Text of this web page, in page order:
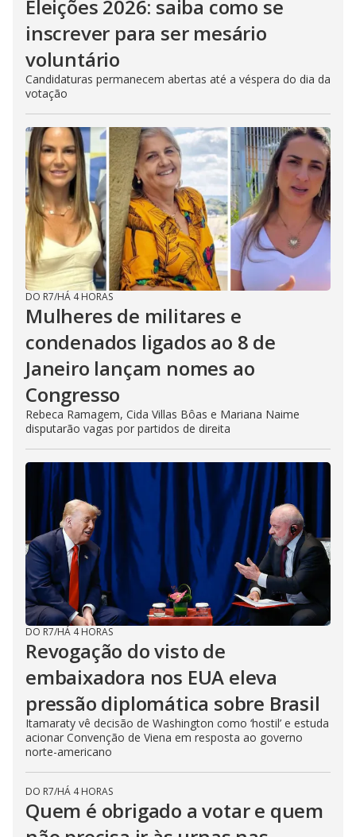
Eleições 2026: saiba como se
inscrever para ser mesário
voluntário
Candidaturas permanecem abertas até a véspera do dia da
votação
DO R7/HÁ 4 HORAS
Mulheres de militares e
condenados ligados ao 8 de
Janeiro lançam nomes ao
Congresso
Rebeca Ramagem, Cida Villas Bôas e Mariana Naime
disputarão vagas por partidos de direita
DO R7/HÁ 4 HORAS
Revogação do visto de
embaixadora nos EUA eleva
pressão diplomática sobre Brasil
Itamaraty vê decisão de Washington como ‘hostil’ e estuda
acionar Convenção de Viena em resposta ao governo
norte-americano
DO R7/HÁ 4 HORAS
Quem é obrigado a votar e quem